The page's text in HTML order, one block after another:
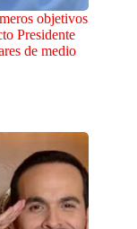
objetivos
Presidente
de medio